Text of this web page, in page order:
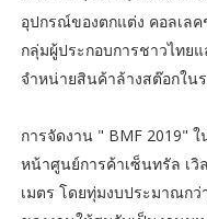
อุปกรณ์ของตกแต่ง คอลเล
กลุ่มผู้ประกอบการชาวไทย
จำหน่ายสินค้าล้างสต๊อกใน
การจัดงาน " BMF 2019"
หน้าศูนย์การค้าเซ็นทรัล เวิ
เมตร โดยทุ่มงบประมาณกว่